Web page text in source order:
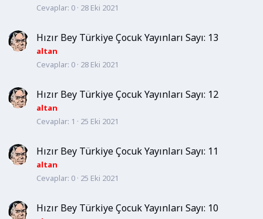
Cevaplar 0 28 Eki 2021
Hızır Bey Türkiye Çocuk Yayınları Sayı: 13
altan
Cevaplar 0 28 Eki 2021
Hızır Bey Türkiye Çocuk Yayınları Sayı: 12
altan
Cevaplar 1 25 Eki 2021
Hızır Bey Türkiye Çocuk Yayınları Sayı: 11
altan
Cevaplar 0 25 Eki 2021
Hızır Bey Türkiye Çocuk Yayınları Sayı: 10